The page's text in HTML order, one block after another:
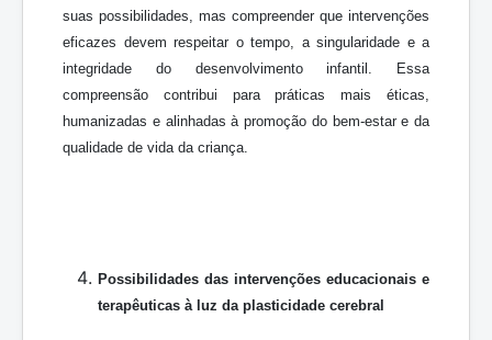
suas possibilidades, mas compreender que intervenções
eficazes devem respeitar o tempo, a singularidade e a
integridade do desenvolvimento infantil. Essa
compreensão contribui para práticas mais éticas,
humanizadas e alinhadas à promoção do bem-estar e da
qualidade de vida da criança.
Possibilidades das intervenções educacionais e
terapêuticas à luz da plasticidade cerebral